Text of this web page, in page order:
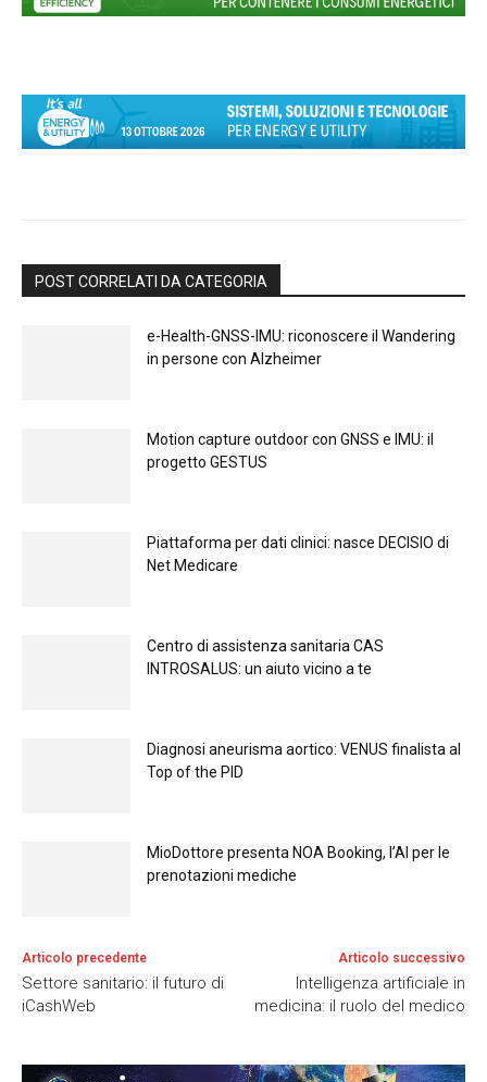
POST CORRELATI DA CATEGORIA
e-Health-GNSS-IMU: riconoscere il Wandering
in persone con Alzheimer
Motion capture outdoor con GNSS e IMU: il
progetto GESTUS
Piattaforma per dati clinici: nasce DECISIO di
Net Medicare
Centro di assistenza sanitaria CAS
INTROSALUS: un aiuto vicino a te
Diagnosi aneurisma aortico: VENUS finalista al
Top of the PID
MioDottore presenta NOA Booking, l’AI per le
prenotazioni mediche
Articolo precedente
Settore sanitario: il futuro di
iCashWeb
Articolo successivo
Intelligenza artificiale in
medicina: il ruolo del medico